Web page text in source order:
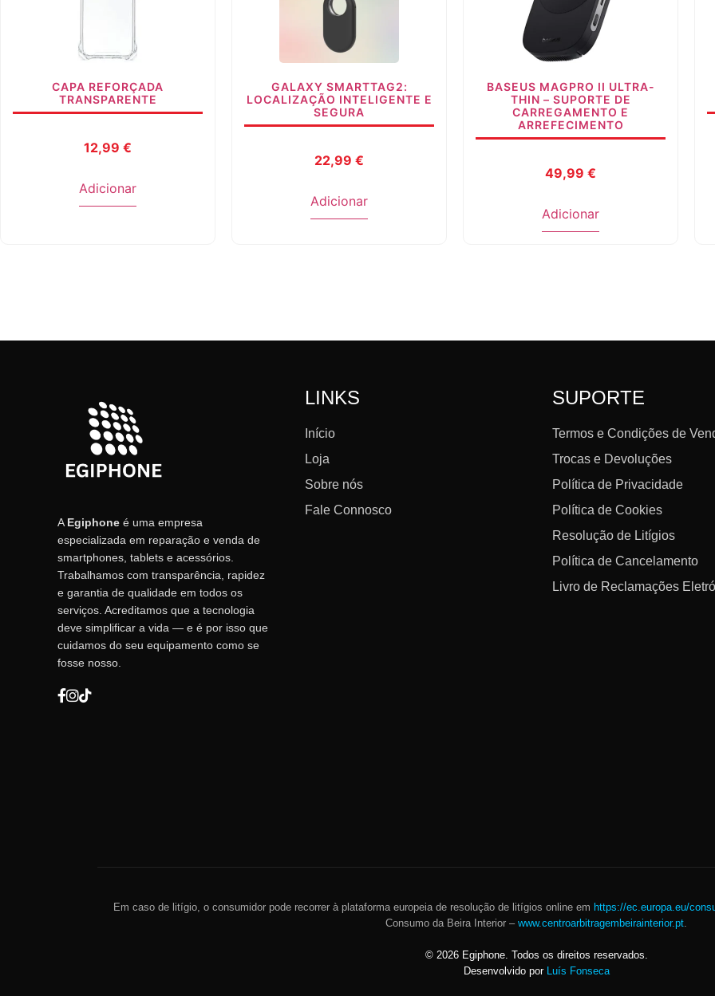
CAPA REFORÇADA
TRANSPARENTE
12,99 €
Adicionar
GALAXY SMARTTAG2:
LOCALIZAÇÃO INTELIGENTE E
SEGURA
22,99 €
Adicionar
BASEUS MAGPRO II ULTRA-
THIN – SUPORTE DE
CARREGAMENTO E
ARREFECIMENTO
49,99 €
Adicionar
A Egiphone é uma empresa
especializada em reparação e venda de
smartphones, tablets e acessórios.
Trabalhamos com transparência, rapidez
e garantia de qualidade em todos os
serviços. Acreditamos que a tecnologia
deve simplificar a vida — e é por isso que
cuidamos do seu equipamento como se
fosse nosso.
LINKS
Início
Loja
Sobre nós
Fale Connosco
SUPORTE
Termos e Condições de
Trocas e Devoluções
Política de Privacidade
Política de Cookies
Resolução de Litígios
Política de Cancelamento
Livro de Reclamações
Em caso de litígio, o consumidor pode recorrer à plataforma europeia de resolução de litígios online em https://ec.europa.eu/
Consumo da Beira Interior – www.centroarbitragembeirainterior.pt.
© 2026Egiphone. Todos os direitos reservados.
Desenvolvido por Luís Fonseca